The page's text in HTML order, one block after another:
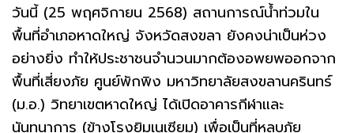
วันนี้ (25 พฤศจิกายน 2568) สถานการณ์น้ำท่วมใน
พื้นที่อำเภอหาดใหญ่ จังหวัดสงขลา ยังคงน่าเป็นห่วง
อย่างยิ่ง ทำให้ประชาชนจำนวนมากต้องอพยพออกจาก
พื้นที่เสี่ยงภัย ศูนย์พักพิง มหาวิทยาลัยสงขลานครินทร์
(ม.อ.) วิทยาเขตหาดใหญ่ ได้เปิดอาคารกีฬาและ
นันทนาการ (ข้างโรงยิมเนเซียม) เพื่อเป็นที่หลบภัย